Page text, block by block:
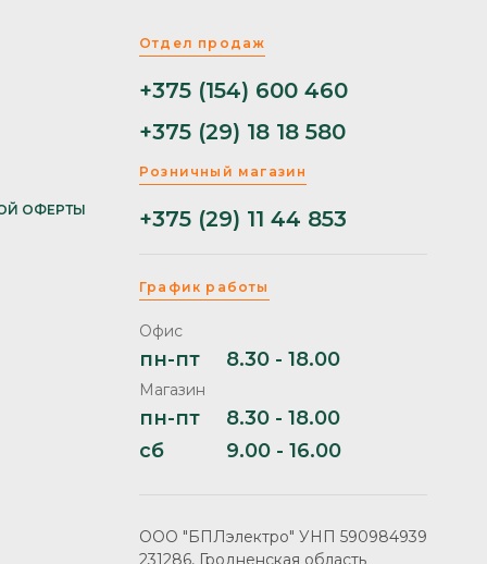
ОФЕРТЫ
Отдел продаж
+375 (154) 600 460
+375 (29) 18 18 580
Розничный магазин
+375 (29) 11 44 853
График работы
Офис
пн-пт 8.30 - 18.00
Магазин
пн-пт
8.30 - 18.00
сб
9.00 - 16.00
ООО "БПЛэлектро" УНП 590984939
231286, Гродненская область